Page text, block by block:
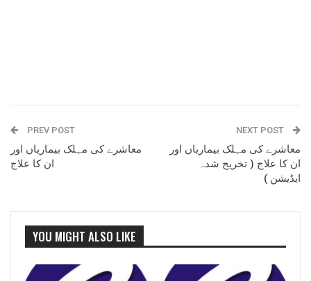
PREV POST
معاشرے کی مہلک بیماریاں اور
ان کا علاج
NEXT POST
معاشرے کی مہلک بیماریاں اور
ان کا علاج ( تخریج شدہ
ایڈیشن )
YOU MIGHT ALSO LIKE